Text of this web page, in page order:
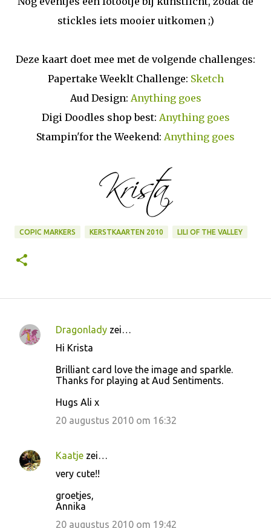
stickles iets mooier uitkomen ;)
Deze kaart doet mee met de volgende challenges:
Papertake Weeklt Challenge: Sketch
Aud Design: Anything goes
Digi Doodles shop best: Anything goes
Stampin'for the Weekend: Anything goes
COPIC MARKERS KERSTKAARTEN 2010 LILI OF THE VALLEY
R
s
Dragonlady zei…
Hi Krista
Brilliant card love the image and sparkle.
Thanks for playing at Aud Sentiments.
Hugs Ali x
20 augustus 2010 om 16:32
Kaatje zei…
very cute!!
groetjes,
Annika
20 augustus 2010 om 19:42